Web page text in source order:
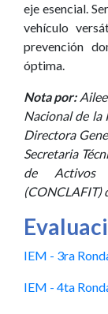
eje esencial.
vehículo
prevención
óptima.
Nota por:
Nacional de la
Directora
Secretaria
de Activos
(CONCLAFIT)
IEM - 3ra
IEM - 4ta